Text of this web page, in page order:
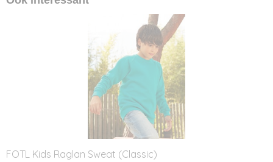
FOTL Kids Raglan Sweat (Classic)